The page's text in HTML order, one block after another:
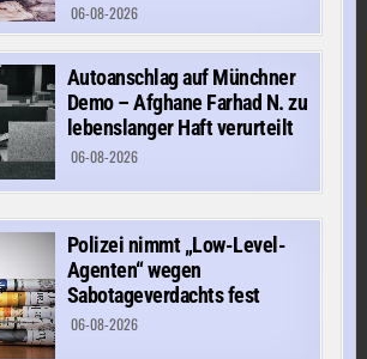
06-08-2026
Autoanschlag auf Münchner
Demo – Afghane Farhad N. zu
lebenslanger Haft verurteilt
06-08-2026
Polizei nimmt „Low-Level-
Agenten“ wegen
Sabotageverdachts fest
06-08-2026